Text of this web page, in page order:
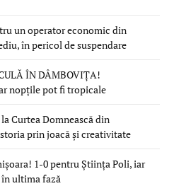
un operator economic din
în pericol de suspendare
ÎN DÂMBOVIȚA!
nopțile pot fi tropicale
Curtea Domnească din
prin joacă și creativitate
1-0 pentru Știința Poli, iar
ultima fază